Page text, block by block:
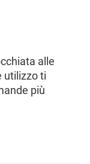
alle
utilizzo ti
più